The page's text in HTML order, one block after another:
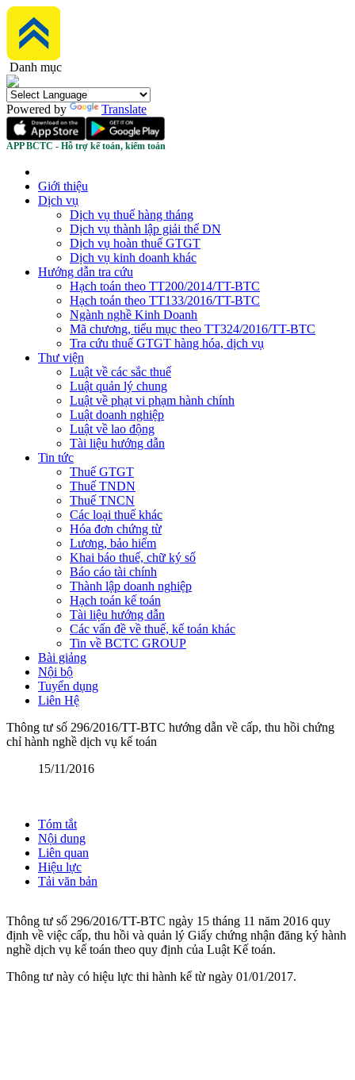
Danh mục
Powered by Translate
APP BCTC - Hỗ trợ kế toán, kiểm toán
Giới thiệu
Dịch vụ
Dịch vụ thuế hàng tháng
Dịch vụ thành lập giải thể DN
Dịch vụ hoàn thuế GTGT
Dịch vụ kinh doanh khác
Hướng dẫn tra cứu
Hạch toán theo TT200/2014/TT-BTC
Hạch toán theo TT133/2016/TT-BTC
Ngành nghề Kinh Doanh
Mã chương, tiểu mục theo TT324/2016/TT-BTC
Tra cứu thuế GTGT hàng hóa, dịch vụ
Thư viện
Luật về các sắc thuế
Luật quản lý chung
Luật về phạt vi phạm hành chính
Luật doanh nghiệp
Luật về lao động
Tài liệu hướng dẫn
Tin tức
Thuế GTGT
Thuế TNDN
Thuế TNCN
Các loại thuế khác
Hóa đơn chứng từ
Lương, bảo hiểm
Khai báo thuế, chữ ký số
Báo cáo tài chính
Thành lập doanh nghiệp
Hạch toán kế toán
Tài liệu hướng dẫn
Các vấn đề về thuế, kế toán khác
Tin về BCTC GROUP
Bài giảng
Nội bộ
Tuyển dụng
Liên Hệ
Thông tư số 296/2016/TT-BTC hướng dẫn về cấp, thu hồi chứng
chỉ hành nghề dịch vụ kế toán
15/11/2016
Tóm tắt
Nội dung
Liên quan
Hiệu lực
Tải văn bản
Thông tư số 296/2016/TT-BTC ngày 15 tháng 11 năm 2016 quy
định về việc cấp, thu hồi và quản lý Giấy chứng nhận đăng ký hành
nghề dịch vụ kế toán theo quy định của Luật Kế toán.
Thông tư này có hiệu lực thi hành kể từ ngày 01/01/2017.